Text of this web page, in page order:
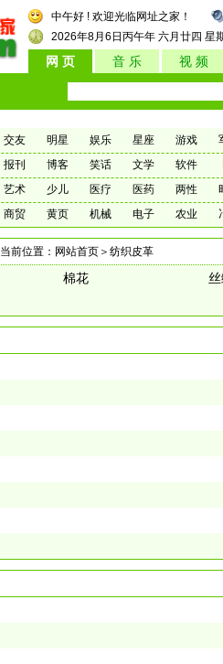
中午好 ! 欢迎光临网址之家！
2026年8月6日 丙午年 六月廿四 星
网 页 音 乐 视 频
交友 明星 娱乐 星座 游戏
报刊 博客 笑话 文学 软件
艺术 少儿 医疗 医药 两性
商贸 黄页 机械 电子 农业
当前位置： 网站首页 ＞纺织皮革
棉花